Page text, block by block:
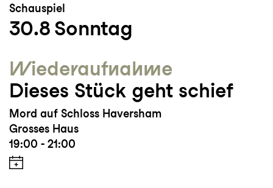
Schauspiel
30.8 Sonntag
Wieder­aufnahme
Dieses Stück geht schief
Mord auf Schloss Haversham
Grosses Haus
19:00 - 21:00